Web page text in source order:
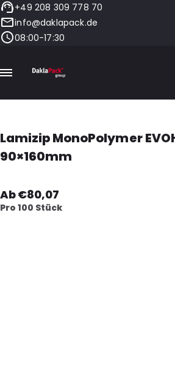
+49 208 309 778 70
info@daklapack.de
08:00-17:30
Lamizip MonoPolymer
90×160mm
Ab €80,07
Pro 100 Stück